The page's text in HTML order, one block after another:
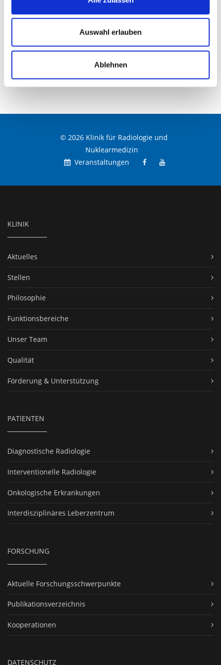
Auswahl erlauben
Ablehnen
© 2026 Klinik für Radiologie und
Nuklearmedizin
Veranstaltungen
KLINIK
Aktuelles
Stellen
Philosophie
Funktionsbereiche
Unser Team
Qualität
Förderung & Unterstützung
PATIENTEN
Diagnostische Radiologie
Interventionelle Radiologie
Onkologische Erkrankungen
Interdisziplinäres Leberzentrum
FORSCHUNG
Aktuelle Forschungsschwerpunkte
Publikationsverzeichnis
Kooperationen
DATENSCHUTZ